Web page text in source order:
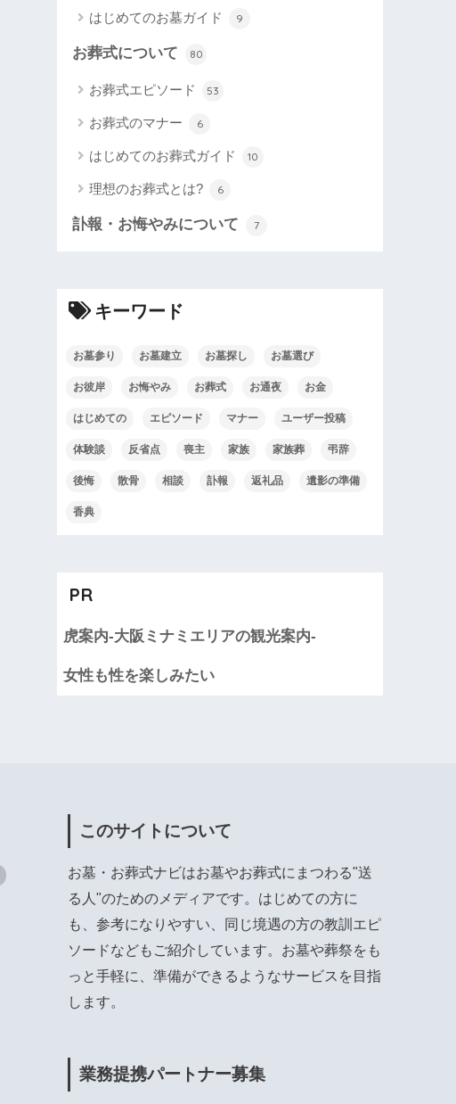
はじめてのお墓ガイド 9
お葬式について 80
お葬式エピソード 53
お葬式のマナー 6
はじめてのお葬式ガイド 10
理想のお葬式とは? 6
訃報・お悔やみについて 7
キーワード
お墓参り お墓建立 お墓探し お墓選び
お彼岸 お悔やみ お葬式 お通夜 お金
はじめての エピソード マナー ユーザー投稿
体験談 反省点 喪主 家族 家族葬 弔辞
後悔 散骨 相談 訃報 返礼品 遺影の準備
香典
PR
虎案内-大阪ミナミエリアの観光案内-
女性も性を楽しみたい
このサイトについて
お墓・お葬式ナビはお墓やお葬式にまつわる"送
る人"のためのメディアです。はじめての方に
も、参考になりやすい、同じ境遇の方の教訓エピ
ソードなどもご紹介しています。お墓や葬祭をも
っと手軽に、準備ができるようなサービスを目指
します。
業務提携パートナー募集